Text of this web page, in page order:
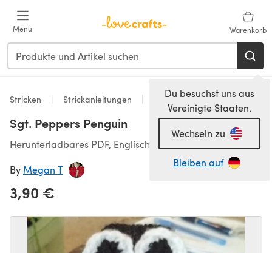
Menu Warenkorb
Du besuchst uns aus
Vereinigte Staaten.
Wechseln zu
Bleiben auf
Stricken Strickanleitungen Spielzeug
Sgt. Peppers Penguin
Herunterladbares PDF, Englisch
By Megan T
3,90 €